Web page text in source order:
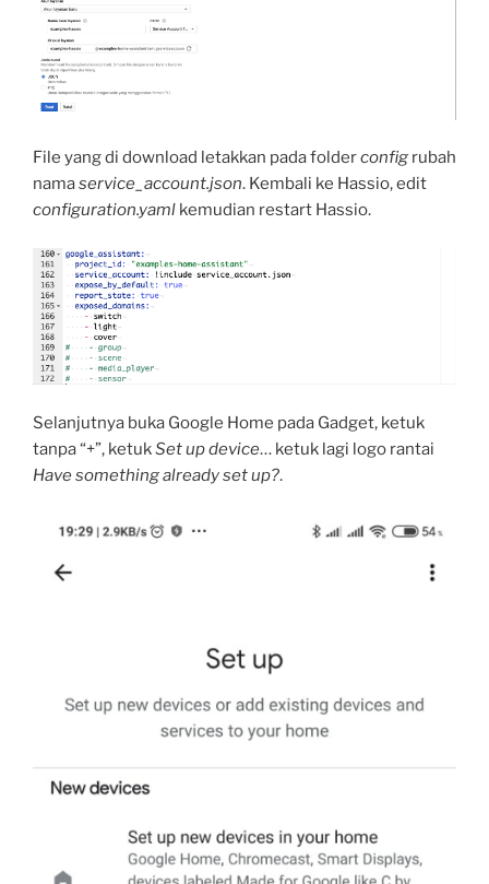
File yang di download letakkan pada folderconfig rubah
namaservice_account.json. Kembali ke Hassio, edit
configuration.yaml kemudian restart Hassio.
Selanjutnya buka Google Home pada Gadget, ketuk
tanpa “+”, ketukSet up device… ketuk lagi logo rantai
Have something already set up?.